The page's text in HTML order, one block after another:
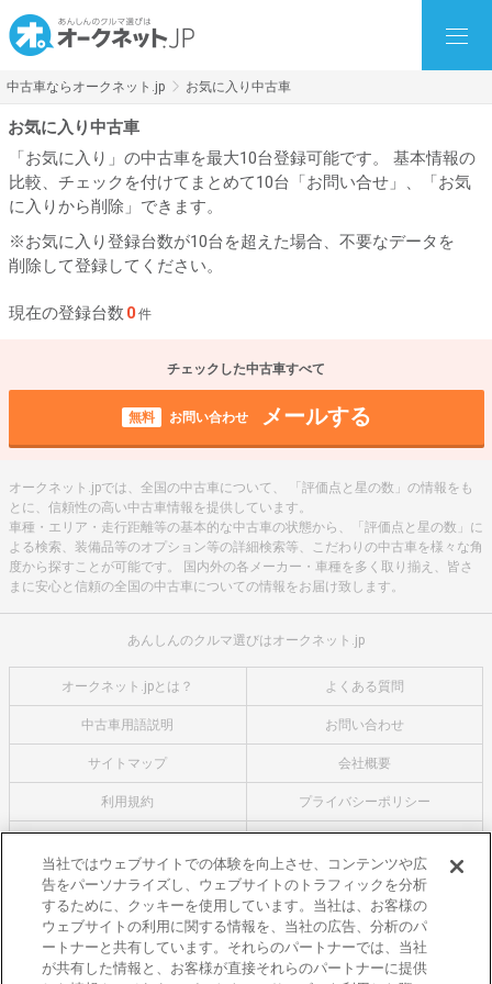
中古車ならオークネット.jp お気に入り中古車
お気に入り中古車
「お気に入り」の中古車を最大10台登録可能です。 基本情報の
比較、チェックを付けてまとめて10台「お問い合せ」、「お気
に入りから削除」できます。
※お気に入り登録台数が10台を超えた場合、不要なデータを
削除して登録してください。
現在の登録台数 0 件
チェックした中古車すべて
無料 お問い合わせ メールする
オークネット.jpでは、全国の中古車について、 「評価点と星の数」の情報をも
とに、信頼性の高い中古車情報を提供しています。
車種・エリア・走行距離等の基本的な中古車の状態から、「評価点と星の数」に
よる検索、装備品等のオプション等の詳細検索等、こだわりの中古車を様々な角
度から探すことが可能です。 国内外の各メーカー・車種を多く取り揃え、皆さ
まに安心と信頼の全国の中古車についての情報をお届け致します。
あんしんのクルマ選びはオークネット.jp
オークネット.jpとは？ よくある質問
中古車用語説明 お問い合わせ
サイトマップ 会社概要
利用規約 プライバシーポリシー
オークネットのその他のサービス
バイク関連サービス
中古バイクを探すならバイクの窓口
レンタルバイクに乗るならモトオークレンタルバイク
当社ではウェブサイトでの体験を向上させ、コンテンツや広
告をパーソナライズし、ウェブサイトのトラフィックを分析
するために、クッキーを使用しています。当社は、お客様の
ウェブサイトの利用に関する情報を、当社の広告、分析のパ
ートナーと共有しています。それらのパートナーでは、当社
が共有した情報と、お客様が直接それらのパートナーに提供